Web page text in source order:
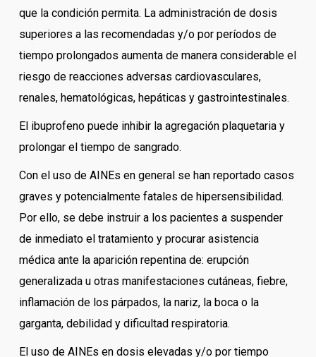
que la condición permita. La administración de dosis
superiores a las recomendadas y/o por períodos de
tiempo prolongados aumenta de manera considerable el
riesgo de reacciones adversas cardiovasculares,
renales, hematológicas, hepáticas y gastrointestinales.
El ibuprofeno puede inhibir la agregación plaquetaria y
prolongar el tiempo de sangrado.
Con el uso de AINEs en general se han reportado casos
graves y potencialmente fatales de hipersensibilidad.
Por ello, se debe instruir a los pacientes a suspender
de inmediato el tratamiento y procurar asistencia
médica ante la aparición repentina de: erupción
generalizada u otras manifestaciones cutáneas, fiebre,
inflamación de los párpados, la nariz, la boca o la
garganta, debilidad y dificultad respiratoria.
El uso de AINEs en dosis elevadas y/o por tiempo